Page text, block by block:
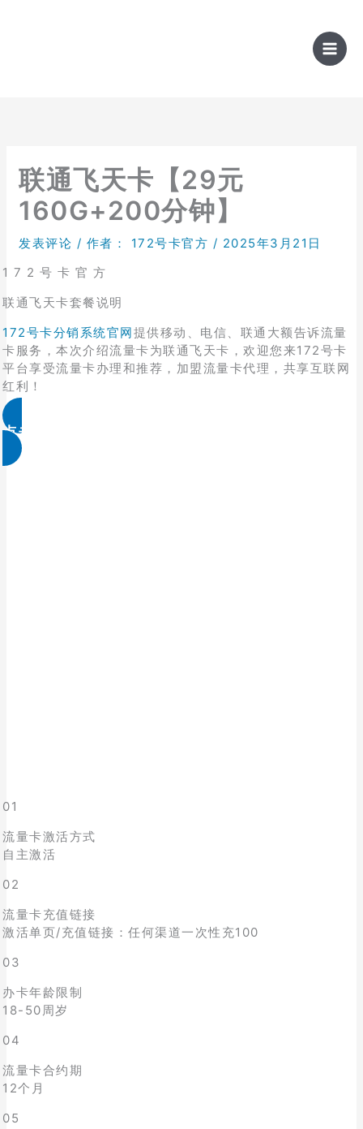
联通飞天卡【29元
160G+200分钟】
发表评论 / 作者： 172号卡官方 / 2025年3月21日
1 7 2 号 卡 官 方
联通飞天卡套餐说明
172号卡分销系统官网提供移动、电信、联通大额告诉流量
卡服务，本次介绍流量卡为联通飞天卡，欢迎您来172号卡
平台享受流量卡办理和推荐，加盟流量卡代理，共享互联网
红利！
点击免费领取
01
流量卡激活方式
自主激活
02
流量卡充值链接
激活单页/充值链接：任何渠道一次性充100
03
办卡年龄限制
18-50周岁
04
流量卡合约期
12个月
05